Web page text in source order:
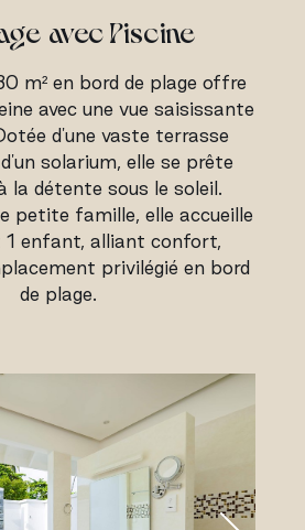
avec Piscine
m² en bord de plage offre
avec une vue saisissante
d'une vaste terrasse
solarium, elle se prête
la détente sous le soleil.
petite famille, elle accueille
1 enfant, alliant confort,
privilégié en bord
de plage.